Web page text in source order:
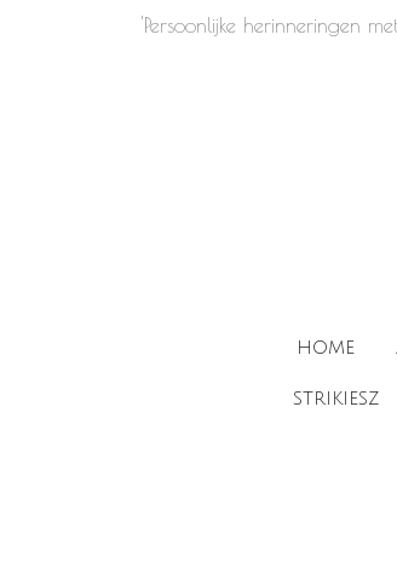
'Persoonlijke herinneringen
HOME
STRIKIESZ